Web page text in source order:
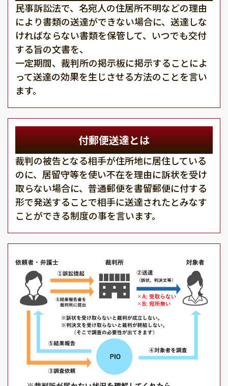
民事訴訟法で、名宛人の住居所不明などの理由
により書類の送達ができない場合に、送達しな
ければならない書類を保管して、いつでも交付
する旨の文書を、
一定期間、裁判所の掲示板に掲示することによ
って送達の効果を生じさせる方法のことを言い
ます。
付郵便送達とは
裁判の被告となる相手が住所地に居住している
のに、居留守等を使い不在を理由に訴状を受け
取らない場合に、普通郵便を書留郵便に付する
形で発送することで相手に送達されたとみなす
ことができる制度の事を言います。